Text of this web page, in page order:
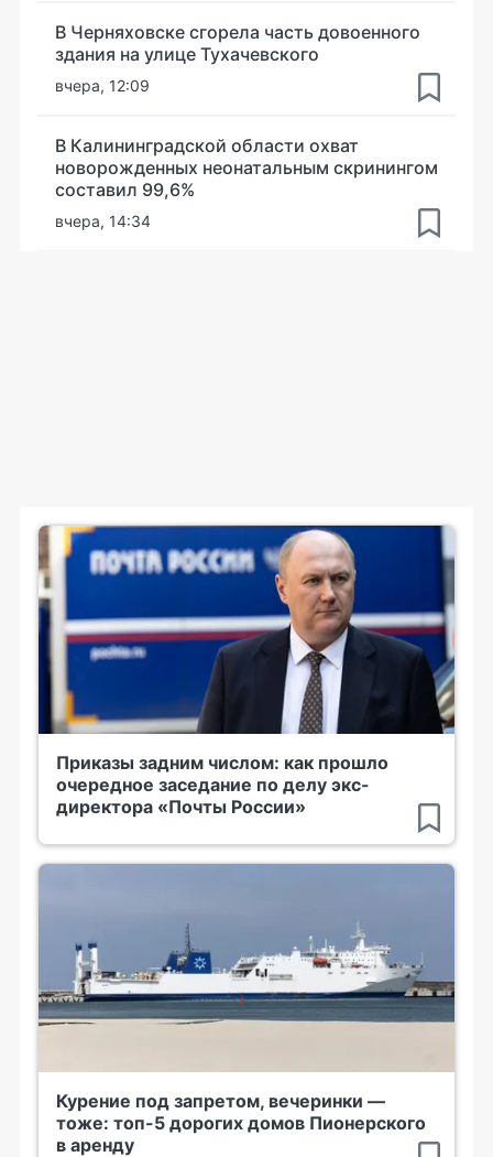
В Черняховске сгорела часть довоенного
здания на улице Тухачевского
вчера, 12:09
В Калининградской области охват
новорожденных неонатальным скринингом
составил 99,6%
вчера, 14:34
Приказы задним числом: как прошло
очередное заседание по делу экс-
директора «Почты России»
Курение под запретом, вечеринки —
тоже: топ-5 дорогих домов Пионерского
в аренду